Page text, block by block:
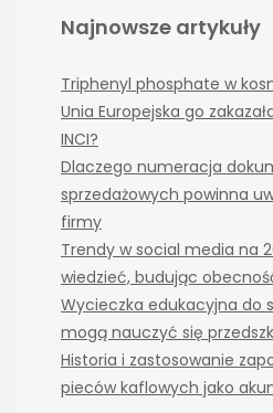
Najnowsze artykuły
Triphenyl phosphate w
Unia Europejska go
INCI?
Dlaczego numeracja
sprzedażowych powinna
firmy
Trendy w social media na
wiedzieć, budując
Wycieczka edukacyjna do
mogą nauczyć się
Historia i zastosowanie
pieców kaflowych jako